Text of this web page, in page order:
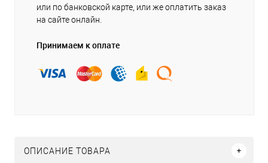
или по банковской карте, или же оплатить заказ
на сайте онлайн.
Принимаем к оплате
ОПИСАНИЕ ТОВАРА